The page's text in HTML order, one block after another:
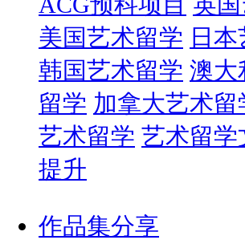
美国艺术留学 日
韩国艺术留学 澳大
留学 加拿大艺术留
艺术留学 艺术留学
提升
作品集分享